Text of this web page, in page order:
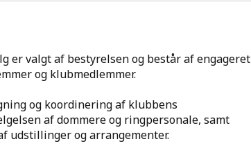
er valgt af bestyrelsen og består af engageret
og klubmedlemmer.
og koordinering af klubbens
af dommere og ringpersonale, samt
udstillinger og arrangementer.